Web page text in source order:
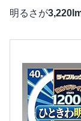
明るさが